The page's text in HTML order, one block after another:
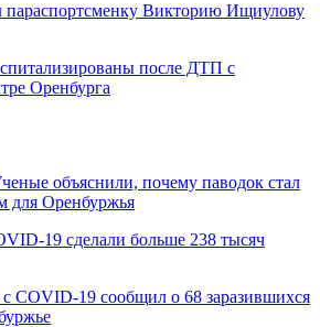
параспортсменку Викторию Ищиулову
после ДТП с
Оренбурга
объяснили, почему паводок стал
для Оренбуржья
19 сделали больше 238 тысяч
СOVID-19 сообщил о 68 заразившихся